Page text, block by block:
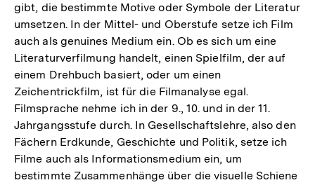
gibt, die bestimmte Motive oder Symbole der Literatur
umsetzen. In der Mittel- und Oberstufe setze ich Film
auch als genuines Medium ein. Ob es sich um eine
Literaturverfilmung handelt, einen Spielfilm, der auf
einem Drehbuch basiert, oder um einen
Zeichentrickfilm, ist für die Filmanalyse egal.
Filmsprache nehme ich in der 9., 10. und in der 11.
Jahrgangsstufe durch. In Gesellschaftslehre, also den
Fächern Erdkunde, Geschichte und Politik, setze ich
Filme auch als Informationsmedium ein, um
bestimmte Zusammenhänge über die visuelle Schiene